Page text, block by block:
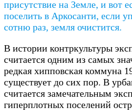
присутствие на Земле, и вот
поселить в Аркосанти, если
сотню раз, земля очистится.
В истории контркультуры
считается одним из самых
редкая хипповская коммуна
существует до сих пор. В
считается замечательным
гиперплотных поселений